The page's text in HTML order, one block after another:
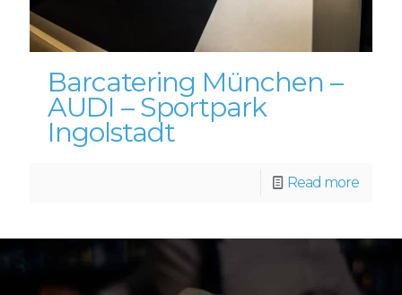
Barcatering München –
AUDI – Sportpark
Ingolstadt
Read more